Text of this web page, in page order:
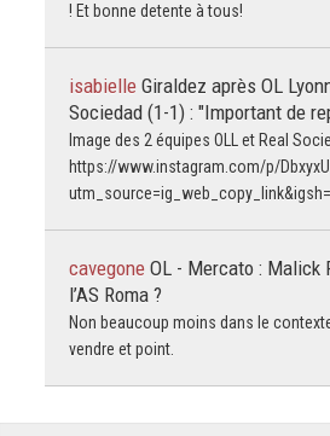
! Et bonne detente à tous!
isabielle Giraldez après OL
Sociedad (1-1) : "Important de
Image des 2 équipes OLL et Real
https://www.instagram.com/p/
cavegone OL - Mercato : Malick
l’AS Roma ?
Non beaucoup moins dans le
vendre et point.